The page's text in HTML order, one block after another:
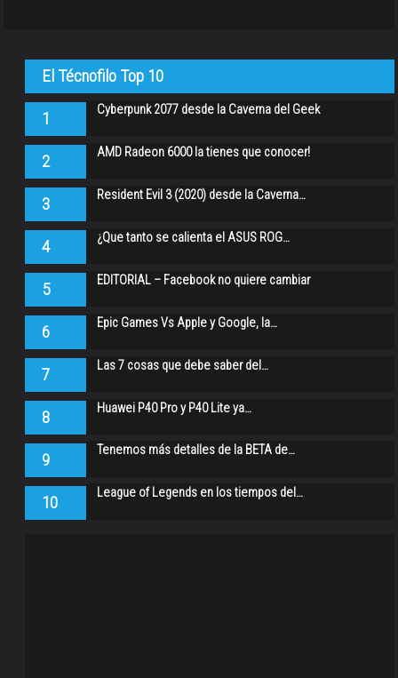
El Técnofilo Top 10
1 Cyberpunk 2077 desde la Caverna del Geek
2 AMD Radeon 6000 la tienes que conocer!
3 Resident Evil 3 (2020) desde la Caverna…
4 ¿Que tanto se calienta el ASUS ROG…
5 EDITORIAL – Facebook no quiere cambiar
6 Epic Games Vs Apple y Google, la…
7 Las 7 cosas que debe saber del…
8 Huawei P40 Pro y P40 Lite ya…
9 Tenemos más detalles de la BETA de…
10 League of Legends en los tiempos del…